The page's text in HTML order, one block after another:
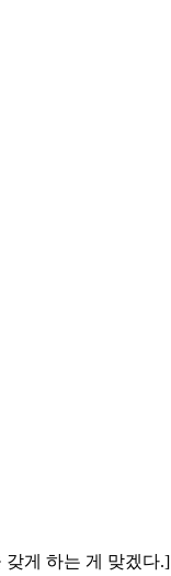
갖게 하는 게 맞겠다.]